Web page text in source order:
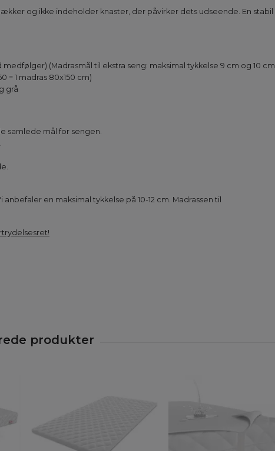
og ikke indeholder knaster, der påvirker dets udseende. En stabil
(Madrasmål til ekstra seng: maksimal tykkelse 9 cm og 10 cm
= 1 madras 80x150 cm)
grå
samlede mål for sengen.
en maksimal tykkelse på 10-12 cm. Madrassen til